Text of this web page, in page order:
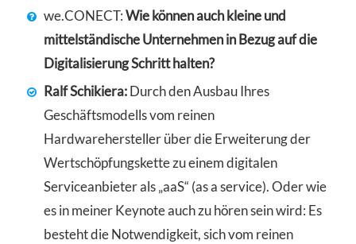
we.CONECT:Wie können auch kleine und
mittelständische Unternehmen in Bezug auf die
Digitalisierung Schritt halten?
Ralf Schikiera:Durch den Ausbau Ihres
Geschäftsmodells vom reinen
Hardwarehersteller über die Erweiterung der
Wertschöpfungskette zu einem digitalen
Serviceanbieter als „aaS“ (as a service). Oder wie
es in meiner Keynote auch zu hören sein wird: Es
besteht die Notwendigkeit, sich vom reinen